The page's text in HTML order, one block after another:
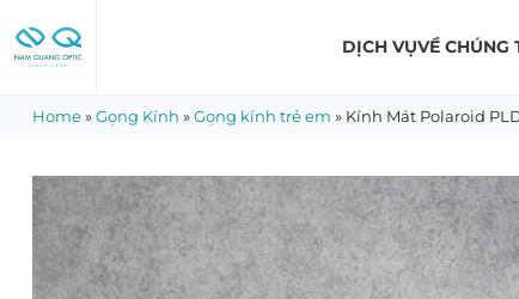
to
content
DỊCH VỤVỀ CHÚNG
Home»Gọng Kính »Gọng kính trẻ em » Kính Mát Polaroid